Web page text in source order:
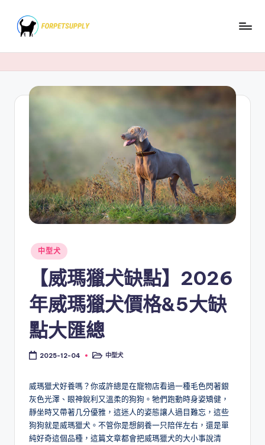
content
Posted
in
中型犬
【威瑪獵犬缺點】2026
年威瑪獵犬價格&5大缺
點大匯總
2025-12-04
Posted中型犬
威瑪獵犬好養嗎？你或許總是在寵物店看過一種毛色閃著銀
灰色光澤、眼神銳利又溫柔的狗狗。牠們跑動時身姿矯健，
靜坐時又帶著几分優雅，這迷人的姿態讓人過目難忘，這些
狗狗就是威瑪獵犬。不管你是想飼養一只陪伴左右，還是單
純好奇這個品種，這篇文章都會把威瑪獵犬的大小事說清